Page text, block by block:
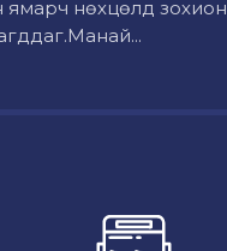
ямарч нөхцөлд зохион